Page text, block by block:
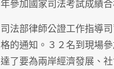
年參加國家司法考試成績
司法部律師公證工作指導
格的通知。３２名到現場
達了要為兩岸經濟發展、